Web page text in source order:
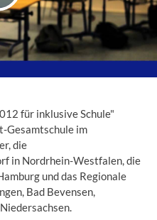
für inklusive Schule"
Gesamtschule im
die
in Nordrhein-Westfalen, die
und das Regionale
Bad Bevensen,